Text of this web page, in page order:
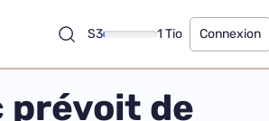
S3 1 Tio Connexion
prévoit de